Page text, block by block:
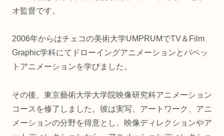
オ監督です。
2006年からはチェコの美術大学UMPRUMでTV＆Film
Graphic学科にてドローイングアニメーションとパペッ
トアニメーションを学びました。
その後、東京藝術大学大学院映像研究科アニメーション
コースを修了しました。彼は実写、アートワーク、アニ
メーションの分野を得意とし、映像ディレクションやア